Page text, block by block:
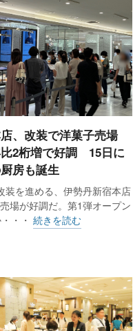
、改装で洋菓子売場
2桁増で好調 15日に
房も誕生
装を進める、伊勢丹新宿本店
場が好調だ。第1弾オープン
・・ 続きを読む